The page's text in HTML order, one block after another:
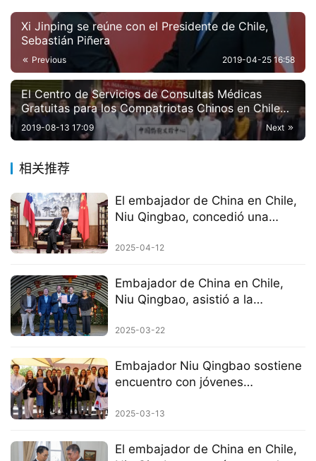
Xi Jinping se reúne con el Presidente de Chile,
Sebastián Piñera
Previous 2019-04-25 16:58
El Centro de Servicios de Consultas Médicas
Gratuitas para los Compatriotas Chinos en Chile
se inaugura oficialmente en Santiago
Next
2019-08-13 17:09
相关推荐
El embajador de China en Chile,
Niu Qingbao, concedió una
Tres”
2025-04-12
Embajador de China en Chile,
Niu Qingbao, asistió a la
Primavera 2025 en la ciudad de
2025-03-22
Embajador Niu Qingbao sostiene
encuentro con jóvenes
2025-03-13
El embajador de China en Chile,